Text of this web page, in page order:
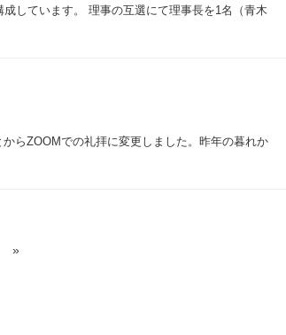
しています。 理事の互選にて理事長を1名（青木
らZOOMでの礼拝に変更しました。昨年の暮れか
»